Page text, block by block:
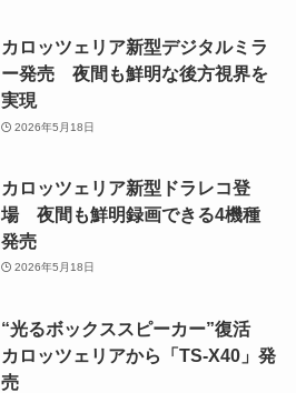
カロッツェリア新型デジタルミラ
ー発売 夜間も鮮明な後方視界を
実現
2026年5月18日
カロッツェリア新型ドラレコ登
場 夜間も鮮明録画できる4機種
発売
2026年5月18日
“光るボックススピーカー”復活
カロッツェリアから「TS-X40」発
売